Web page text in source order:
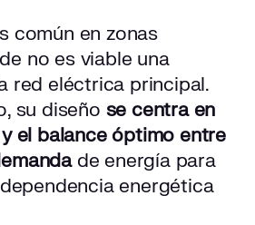
común en zonas
no es viable una
red eléctrica principal.
su diseño se centra en
el balance óptimo entre
de energía para
energética